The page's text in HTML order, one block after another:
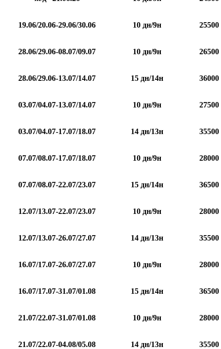
19.06/20.06-29.06/30.06 10 дн/9н 25500
28.06/29.06-08.07/09.07 10 дн/9н 26500
28.06/29.06-13.07/14.07 15 дн/14н 36000
03.07/04.07-13.07/14.07 10 дн/9н 27500
03.07/04.07-17.07/18.07 14 дн/13н 35500
07.07/08.07-17.07/18.07 10 дн/9н 28000
07.07/08.07-22.07/23.07 15 дн/14н 36500
12.07/13.07-22.07/23.07 10 дн/9н 28000
12.07/13.07-26.07/27.07 14 дн/13н 35500
16.07/17.07-26.07/27.07 10 дн/9н 28000
16.07/17.07-31.07/01.08 15 дн/14н 36500
21.07/22.07-31.07/01.08 10 дн/9н 28000
21.07/22.07-04.08/05.08 14 дн/13н 35500